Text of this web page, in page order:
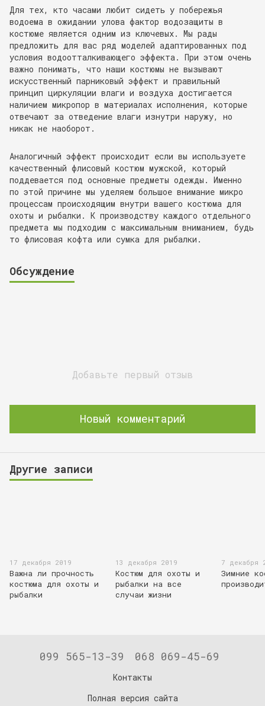
Для тех, кто часами любит сидеть у побережья
водоема в ожидании улова фактор водозащиты в
костюме является одним из ключевых. Мы рады
предложить для вас ряд моделей адаптированных под
условия водоотталкивающего эффекта. При этом очень
важно понимать, что наши костюмы не вызывают
искусственный парниковый эффект и правильный
принцип циркуляции влаги и воздуха достигается
наличием микропор в материалах исполнения, которые
отвечают за отведение влаги изнутри наружу, но
никак не наоборот.
Аналогичный эффект происходит если вы используете
качественный флисовый костюм мужской, который
поддевается под основные предметы одежды. Именно
по этой причине мы уделяем большое внимание микро
процессам происходящим внутри вашего костюма для
охоты и рыбалки. К производству каждого отдельного
предмета мы подходим с максимальным вниманием, будь
то флисовая кофта или сумка для рыбалки.
Обсуждение
Добавьте первый отзыв
Новый комментарий
Другие записи
17 декабря 2019
Важна ли прочность
костюма для охоты и
рыбалки
13 декабря 2019
Костюм для охоты и
рыбалки на все
случаи жизни
7 декабря
Зимние
099 565-13-39 068 069-45-69
Контакты
Полная версия сайта